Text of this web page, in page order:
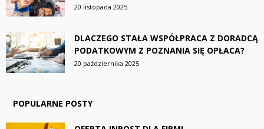
20 listopada 2025
DLACZEGO STAŁA WSPÓŁPRACA Z DORADCĄ
PODATKOWYM Z POZNANIA SIĘ OPŁACA?
20 października 2025
POPULARNE POSTY